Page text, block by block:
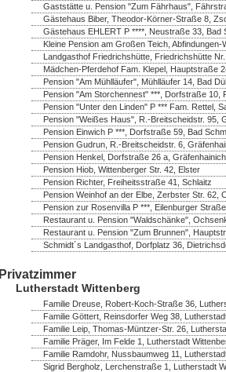
Gaststätte u. Pension "Zum Fährhaus",
Gästehaus Biber, Theodor-Körner-Straße 8,
Gästehaus EHLERT P ****, Neustraße 33, Bad
Kleine Pension am Großen Teich, Abfindungen-
Landgasthof Friedrichshütte, Friedrichshütte
Mädchen-Pferdehof Fam. Klepel, Hauptstraße
Pension "Am Mühlläufer", Mühlläufer 14, Bad
Pension "Am Storchennest" ***, Dorfstraße 10,
Pension "Unter den Linden" P *** Fam. Rettel,
Pension "Weißes Haus", R.-Breitscheidstr. 95,
Pension Einwich P ***, Dorfstraße 59, Bad
Pension Gudrun, R.-Breitscheidstr. 6,
Pension Henkel, Dorfstraße 26 a,
Pension Hiob, Wittenberger Str. 42, Elster
Pension Richter, Freiheitsstraße 41, Schlaitz
Pension Weinhof an der Elbe, Zerbster Str. 62,
Pension zur Rosenvilla P ***, Eilenburger
Restaurant u. Pension "Waldschänke",
Restaurant u. Pension "Zum Brunnen",
Schmidt´s Landgasthof, Dorfplatz 36,
Privatzimmer
Lutherstadt Wittenberg
Familie Dreuse, Robert-Koch-Straße 36,
Familie Göttert, Reinsdorfer Weg 38,
Familie Leip, Thomas-Müntzer-Str. 26,
Familie Präger, Im Felde 1, Lutherstadt
Familie Ramdohr, Nussbaumweg 11,
Sigrid Bergholz, Lerchenstraße 1, Lutherstadt